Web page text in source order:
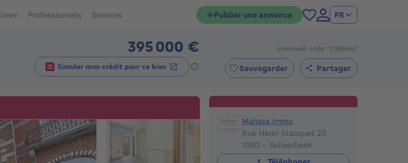
Professionnels Services Publier une annonce FR
395 000 €395000€
Simuler mon crédit pour ce bien
Immoweb code : 21556967
Sauvegarder Partager
Mahssa Immo
Mahssa Immo
Rue Henri Stacquet 20
1030 - Schaerbeek